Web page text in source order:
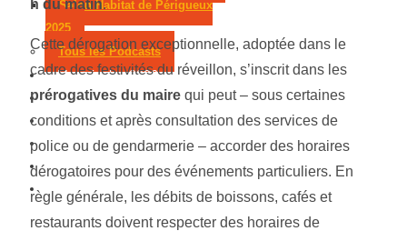
Salon Habitat de Périgueux
2025
Tous les Podcasts
Municipales 2026
Jeux
Partenaires
Emploi
Évènements
Contact
h du matin.
Cette dérogation exceptionnelle, adoptée dans le
cadre des festivités du réveillon, s’inscrit dans les
prérogatives du maire qui peut – sous certaines
conditions et après consultation des services de
police ou de gendarmerie – accorder des horaires
dérogatoires pour des événements particuliers. En
règle générale, les débits de boissons, cafés et
restaurants doivent respecter des horaires de